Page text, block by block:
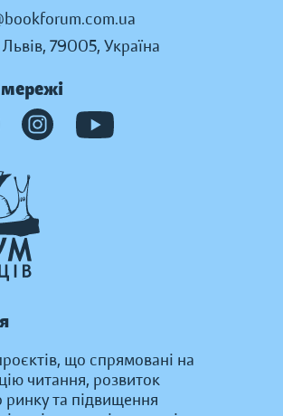
79005, Україна
мережі
що спрямовані на
читання, розвиток
та підвищення